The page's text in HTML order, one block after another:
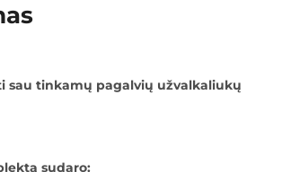
sau tinkamų pagalvių užvalkaliukų
sudaro: